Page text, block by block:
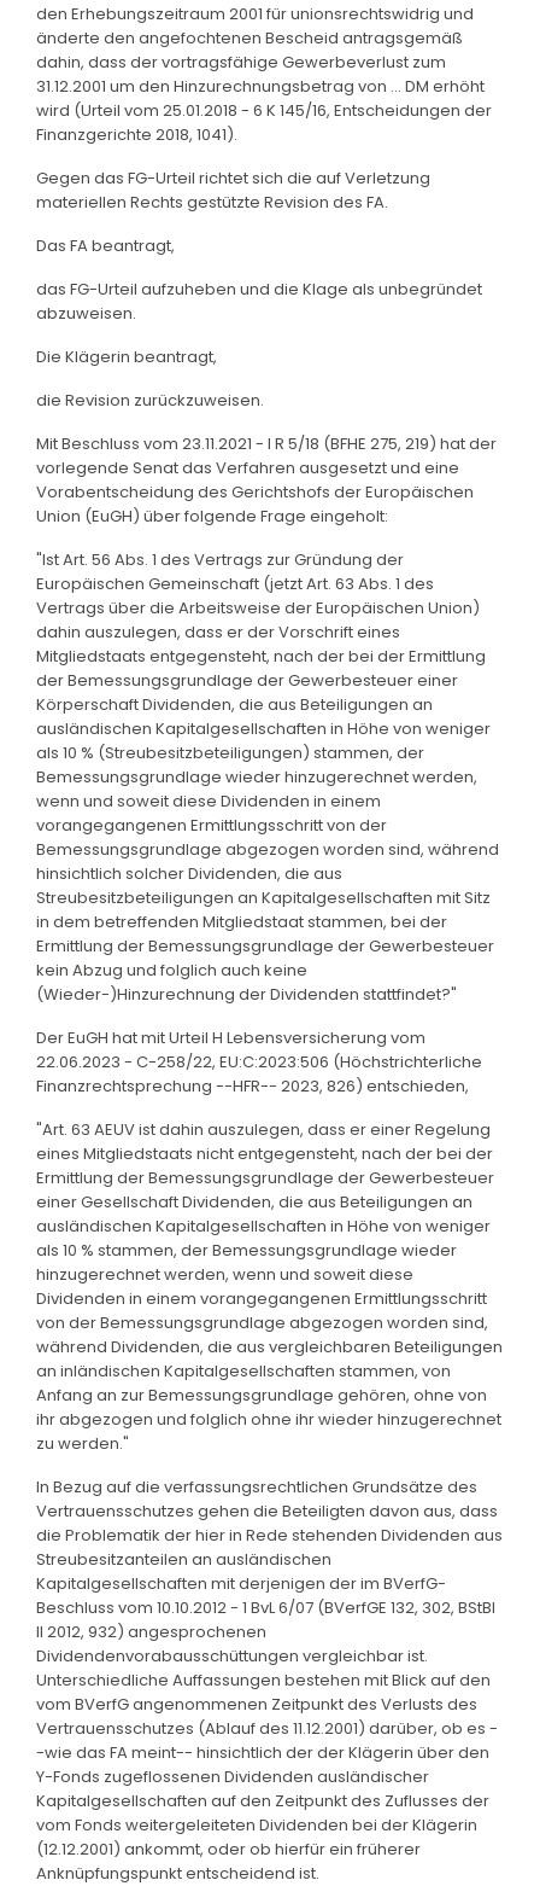
den Erhebungszeitraum 2001 für unionsrechtswidrig und
änderte den angefochtenen Bescheid antragsgemäß
dahin, dass der vortragsfähige Gewerbeverlust zum
31.12.2001 um den Hinzurechnungsbetrag von ... DM erhöht
wird (Urteil vom 25.01.2018 - 6 K 145/16, Entscheidungen der
Finanzgerichte 2018, 1041).
Gegen das FG-Urteil richtet sich die auf Verletzung
materiellen Rechts gestützte Revision des FA.
Das FA beantragt,
das FG-Urteil aufzuheben und die Klage als unbegründet
abzuweisen.
Die Klägerin beantragt,
die Revision zurückzuweisen.
Mit Beschluss vom 23.11.2021 - I R 5/18 (BFHE 275, 219) hat der
vorlegende Senat das Verfahren ausgesetzt und eine
Vorabentscheidung des Gerichtshofs der Europäischen
Union (EuGH) über folgende Frage eingeholt:
"Ist Art. 56 Abs. 1 des Vertrags zur Gründung der
Europäischen Gemeinschaft (jetzt Art. 63 Abs. 1 des
Vertrags über die Arbeitsweise der Europäischen Union)
dahin auszulegen, dass er der Vorschrift eines
Mitgliedstaats entgegensteht, nach der bei der Ermittlung
der Bemessungsgrundlage der Gewerbesteuer einer
Körperschaft Dividenden, die aus Beteiligungen an
ausländischen Kapitalgesellschaften in Höhe von weniger
als 10 % (Streubesitzbeteiligungen) stammen, der
Bemessungsgrundlage wieder hinzugerechnet werden,
wenn und soweit diese Dividenden in einem
vorangegangenen Ermittlungsschritt von der
Bemessungsgrundlage abgezogen worden sind, während
hinsichtlich solcher Dividenden, die aus
Streubesitzbeteiligungen an Kapitalgesellschaften mit Sitz
in dem betreffenden Mitgliedstaat stammen, bei der
Ermittlung der Bemessungsgrundlage der Gewerbesteuer
kein Abzug und folglich auch keine
(Wieder-)Hinzurechnung der Dividenden stattfindet?"
Der EuGH hat mit Urteil H Lebensversicherung vom
22.06.2023 - C-258/22, EU:C:2023:506 (Höchstrichterliche
Finanzrechtsprechung --HFR-- 2023, 826) entschieden,
"Art. 63 AEUV ist dahin auszulegen, dass er einer Regelung
eines Mitgliedstaats nicht entgegensteht, nach der bei der
Ermittlung der Bemessungsgrundlage der Gewerbesteuer
einer Gesellschaft Dividenden, die aus Beteiligungen an
ausländischen Kapitalgesellschaften in Höhe von weniger
als 10 % stammen, der Bemessungsgrundlage wieder
hinzugerechnet werden, wenn und soweit diese
Dividenden in einem vorangegangenen Ermittlungsschritt
von der Bemessungsgrundlage abgezogen worden sind,
während Dividenden, die aus vergleichbaren Beteiligungen
an inländischen Kapitalgesellschaften stammen, von
Anfang an zur Bemessungsgrundlage gehören, ohne von
ihr abgezogen und folglich ohne ihr wieder hinzugerechnet
zu werden."
In Bezug auf die verfassungsrechtlichen Grundsätze des
Vertrauensschutzes gehen die Beteiligten davon aus, dass
die Problematik der hier in Rede stehenden Dividenden aus
Streubesitzanteilen an ausländischen
Kapitalgesellschaften mit derjenigen der im BVerfG-
Beschluss vom 10.10.2012 - 1 BvL 6/07 (BVerfGE 132, 302, BStBl
II 2012, 932) angesprochenen
Dividendenvorabausschüttungen vergleichbar ist.
Unterschiedliche Auffassungen bestehen mit Blick auf den
vom BVerfG angenommenen Zeitpunkt des Verlusts des
Vertrauensschutzes (Ablauf des 11.12.2001) darüber, ob es -
-wie das FA meint-- hinsichtlich der der Klägerin über den
Y-Fonds zugeflossenen Dividenden ausländischer
Kapitalgesellschaften auf den Zeitpunkt des Zuflusses der
vom Fonds weitergeleiteten Dividenden bei der Klägerin
(12.12.2001) ankommt, oder ob hierfür ein früherer
Anknüpfungspunkt entscheidend ist.